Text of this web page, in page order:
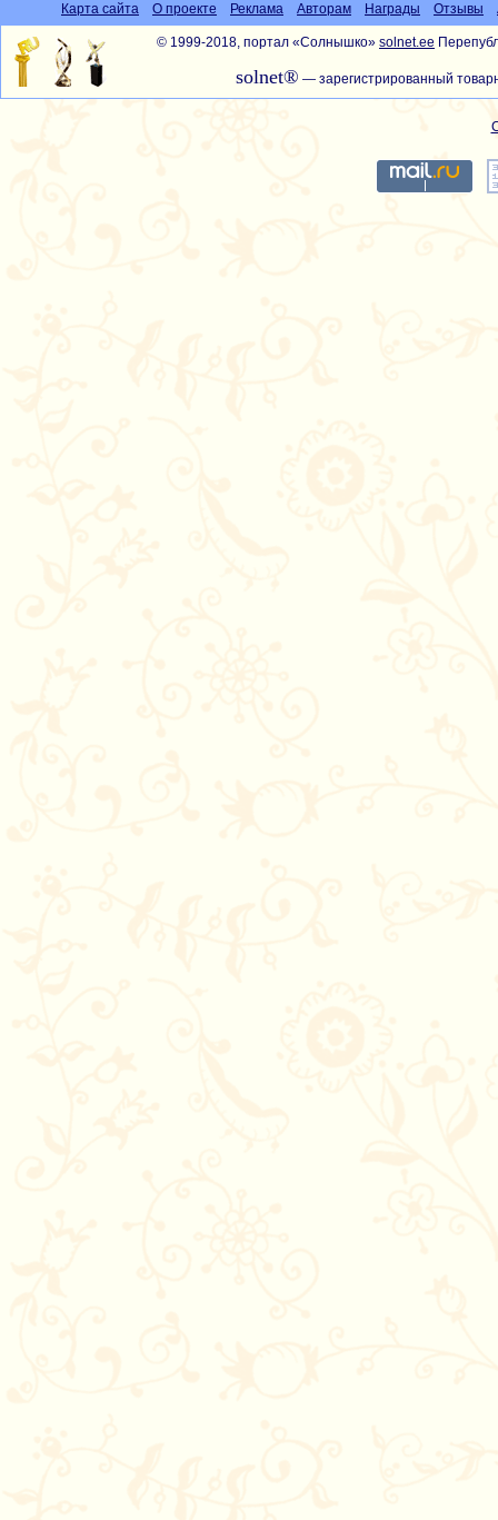
Карта сайта О проекте Реклама Авторам Награды Отзывы
© 1999-2018, портал «Солнышко» solnet.ee
solnet® — зарегистрированный